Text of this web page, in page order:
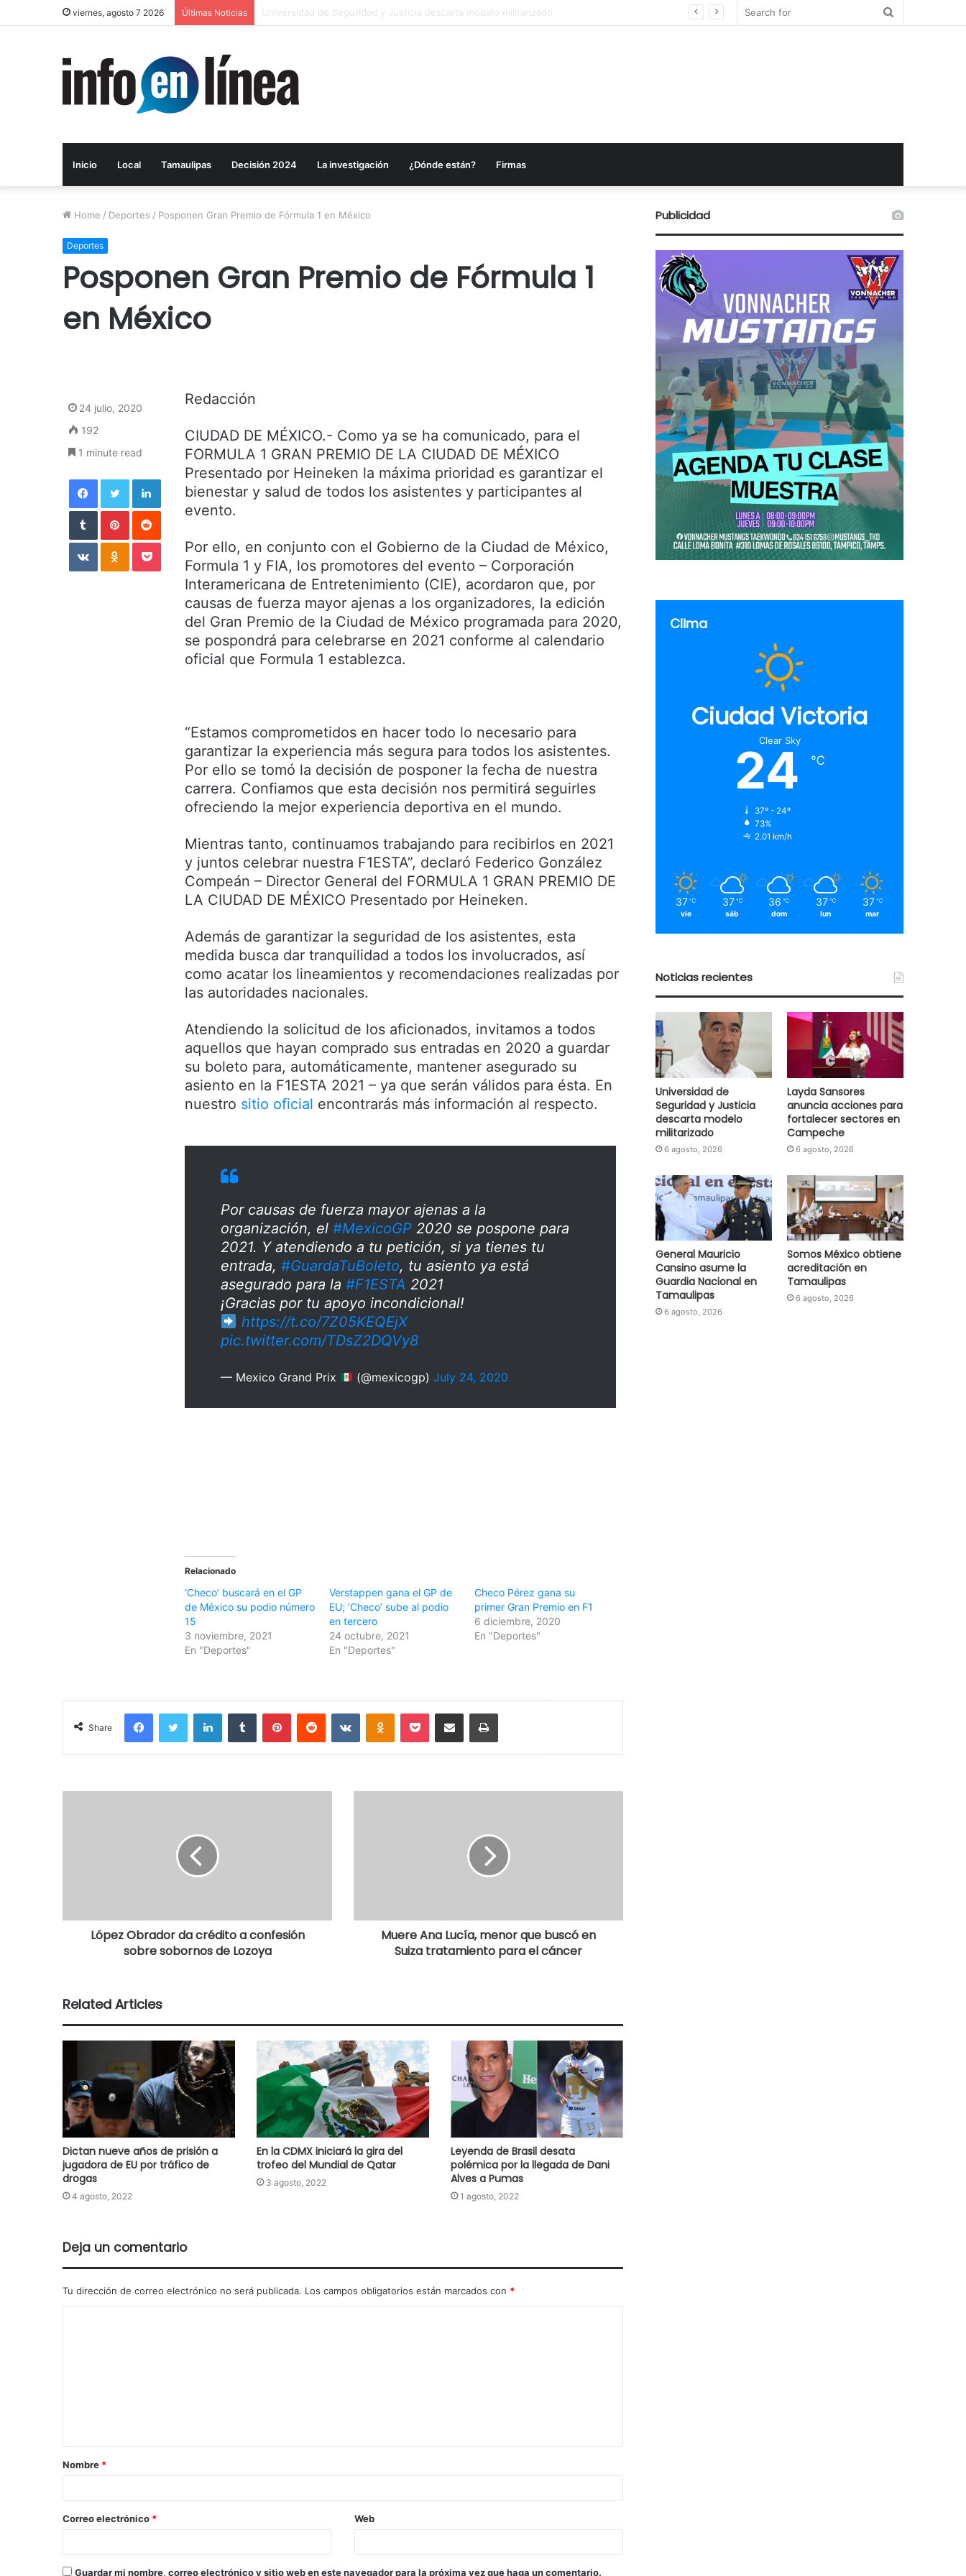
viernes, agosto 7 2026 Últimas Noticias Layda Sansores anuncia acciones para fortalecer sectores en Campeche
Inicio Local Tamaulipas Decisión 2024 La investigación ¿Dónde están? Firmas
Home / Deportes / Posponen Gran Premio de Fórmula 1 en México
Deportes
Posponen Gran Premio de Fórmula 1
en México
Redacción
CIUDAD DE MÉXICO.- Como ya se ha comunicado, para el
FORMULA 1 GRAN PREMIO DE LA CIUDAD DE MÉXICO
Presentado por Heineken la máxima prioridad es garantizar el
bienestar y salud de todos los asistentes y participantes al
evento.
Por ello, en conjunto con el Gobierno de la Ciudad de México,
Formula 1 y FIA, los promotores del evento – Corporación
Interamericana de Entretenimiento (CIE), acordaron que, por
causas de fuerza mayor ajenas a los organizadores, la edición
del Gran Premio de la Ciudad de México programada para 2020,
se pospondrá para celebrarse en 2021 conforme al calendario
oficial que Formula 1 establezca.
“Estamos comprometidos en hacer todo lo necesario para
garantizar la experiencia más segura para todos los asistentes.
Por ello se tomó la decisión de posponer la fecha de nuestra
carrera. Confiamos que esta decisión nos permitirá seguirles
ofreciendo la mejor experiencia deportiva en el mundo.
Mientras tanto, continuamos trabajando para recibirlos en 2021
y juntos celebrar nuestra F1ESTA”, declaró Federico González
Compeán – Director General del FORMULA 1 GRAN PREMIO DE
LA CIUDAD DE MÉXICO Presentado por Heineken.
Además de garantizar la seguridad de los asistentes, esta
medida busca dar tranquilidad a todos los involucrados, así
como acatar los lineamientos y recomendaciones realizadas por
las autoridades nacionales.
Atendiendo la solicitud de los aficionados, invitamos a todos
aquellos que hayan comprado sus entradas en 2020 a guardar
su boleto para, automáticamente, mantener asegurado su
asiento en la F1ESTA 2021 – ya que serán válidos para ésta. En
nuestro sitio oficial encontrarás más información al respecto.
Por causas de fuerza mayor ajenas a la
organización, el #MexicoGP 2020 se pospone para
2021. Y atendiendo a tu petición, si ya tienes tu
entrada, #GuardaTuBoleto, tu asiento ya está
asegurado para la #F1ESTA 2021
¡Gracias por tu apoyo incondicional!
https://t.co/7Z05KEQEjX
pic.twitter.com/TDsZ2DQVy8
— Mexico Grand Prix (@mexicogp)July 24, 2020
Relacionado
‘Checo’ buscará en el GP
de México su podio número
15
3 noviembre, 2021
En "Deportes"
Verstappen gana el GP de
EU; ‘Checo’ sube al podio
en tercero
24 octubre, 2021
En "Deportes"
Checo Pérez gana su
primer Gran Premio en F1
6 diciembre, 2020
En "Deportes"
24 julio, 2020
192
1 minute read
Facebook Twitter LinkedIn
Tumblr Pinterest Reddit
VKontakte Odnoklassniki Pocket
Share
López Obrador da crédito a confesión
sobre sobornos de Lozoya
Muere Ana Lucía, menor que buscó en
Suiza tratamiento para el cáncer
Related Articles
Dictan nueve años de prisión a
jugadora de EU por tráfico de
drogas
4 agosto, 2022
En la CDMX iniciará la gira del
trofeo del Mundial de Qatar
3 agosto, 2022
Leyenda de Brasil desata
polémica por la llegada de Dani
Alves a Pumas
1 agosto, 2022
Deja un comentario
Tu dirección de correo electrónico no será publicada. Los campos obligatorios están marcados con *
Nombre *
Correo electrónico * Web
Guardar mi nombre, correo electrónico y sitio web en este navegador para la próxima vez que haga un comentario.
Publicidad
Clima
Ciudad Victoria
Clear Sky
24 ℃
37º - 24º
73%
2.01 km/h
37 ℃
vie
37 ℃
sáb
36 ℃
dom
37 ℃
lun
37 ℃
mar
Noticias recientes
Universidad de
Seguridad y Justicia
descarta modelo
militarizado
6 agosto, 2026
Layda Sansores
anuncia acciones para
fortalecer sectores en
Campeche
6 agosto, 2026
General Mauricio
Cansino asume la
Guardia Nacional en
Tamaulipas
6 agosto, 2026
Somos México obtiene
acreditación en
Tamaulipas
6 agosto, 2026